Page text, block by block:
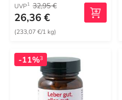
UVP1 32,95 €
26,36 €
(233,07 €/1 kg)
-11%3